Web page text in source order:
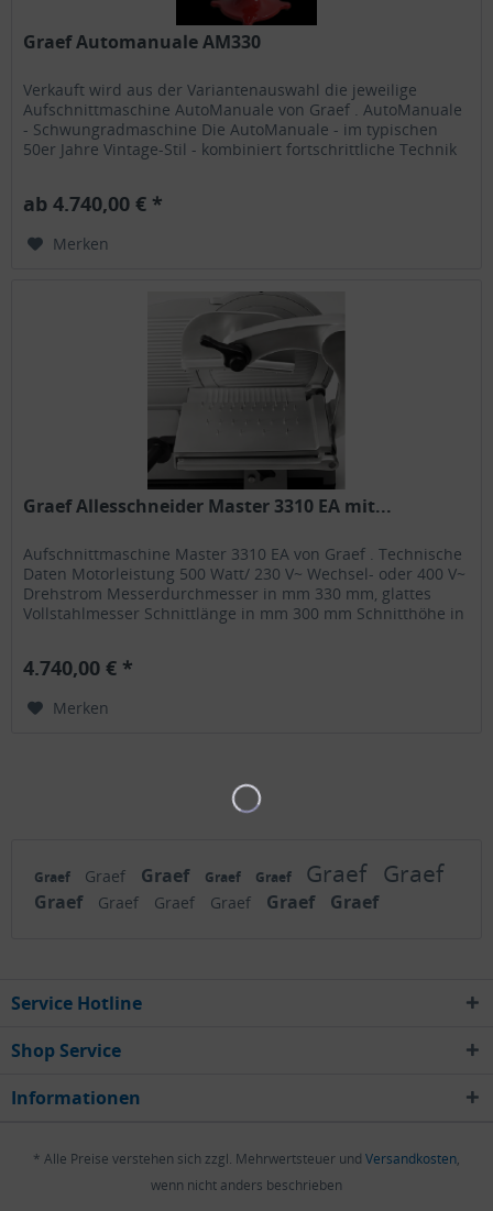
Graef Automanuale AM330
Verkauft wird aus der Variantenauswahl die jeweilige
Aufschnittmaschine AutoManuale von Graef . AutoManuale
- Schwungradmaschine Die AutoManuale - im typischen
50er Jahre Vintage-Stil - kombiniert fortschrittliche Technik
ab 4.740,00 € *
Merken
Graef Allesschneider Master 3310 EA mit...
Aufschnittmaschine Master 3310 EA von Graef . Technische
Daten Motorleistung 500 Watt/ 230 V~ Wechsel- oder 400 V~
Drehstrom Messerdurchmesser in mm 330 mm, glattes
Vollstahlmesser Schnittlänge in mm 300 mm Schnitthöhe in
4.740,00 € *
Merken
Graef Graef Graef Graef Graef Graef Graef
Graef Graef Graef Graef Graef Graef
Service Hotline
Shop Service
Informationen
* Alle Preise verstehen sich zzgl. Mehrwertsteuer und Versandkosten,
wenn nicht anders beschrieben